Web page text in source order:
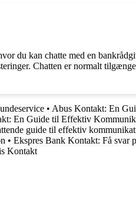
du kan chatte med en
Chatten er normalt
• Abus Kontakt: En
En Guide til Effektiv
guide til effektiv
• Ekspres Bank Kontakt: Få svar
Kontakt